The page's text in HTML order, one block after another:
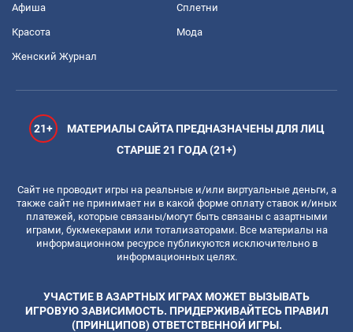
Афиша Сплетни
Красота Мода
Женский Журнал
21+
МАТЕРИАЛЫ САЙТА ПРЕДНАЗНАЧЕНЫ ДЛЯ ЛИЦ
СТАРШЕ 21 ГОДА (21+)
Сайт не проводит игры на реальные и/или виртуальные деньги, а
также сайт не принимает ни в какой форме оплату ставок и/иных
платежей, которые связаны/могут быть связаны с азартными
играми, букмекерами или тотализаторами. Все материалы на
информационном ресурсе публикуются исключительно в
информационных целях.
УЧАСТИЕ В АЗАРТНЫХ ИГРАХ МОЖЕТ ВЫЗЫВАТЬ
ИГРОВУЮ ЗАВИСИМОСТЬ. ПРИДЕРЖИВАЙТЕСЬ ПРАВИЛ
(ПРИНЦИПОВ) ОТВЕТСТВЕННОЙ ИГРЫ.